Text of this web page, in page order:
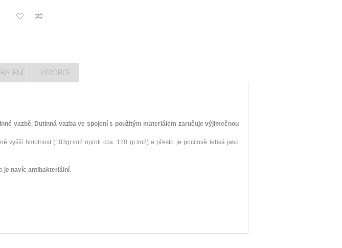
BALENÍ VÝROBCE
vazbě. Dutinná vazba ve spojení s použitým materiálem zaručuje výjimečnou
vyšší hmotnost (183gr./m2 oproti cca. 120 gr./m2) a přesto je pocitově lehká jako
je navíc antibakteriální.